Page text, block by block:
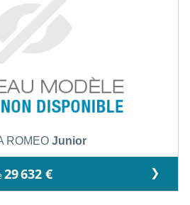
ROMEO Junior
29 632 € ❯